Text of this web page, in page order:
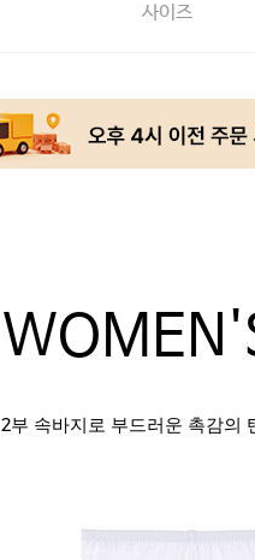
사이즈
2부 속바지로 부드러운 촉감의